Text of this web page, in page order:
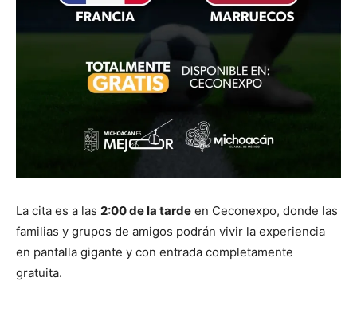
La cita es a las 2:00 de la tarde en Ceconexpo, donde las
familias y grupos de amigos podrán vivir la experiencia
en pantalla gigante y con entrada completamente
gratuita.